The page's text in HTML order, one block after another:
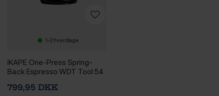
1-2 hverdage
IKAPE One-Press Spring-
Back Espresso WDT Tool 54
799,95 DKK